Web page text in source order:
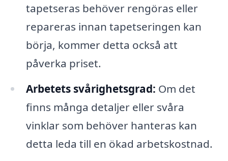
tapetseras behöver rengöras eller
repareras innan tapetseringen kan
börja, kommer detta också att
påverka priset.
Arbetets svårighetsgrad: Om det
finns många detaljer eller svåra
vinklar som behöver hanteras kan
detta leda till en ökad arbetskostnad.